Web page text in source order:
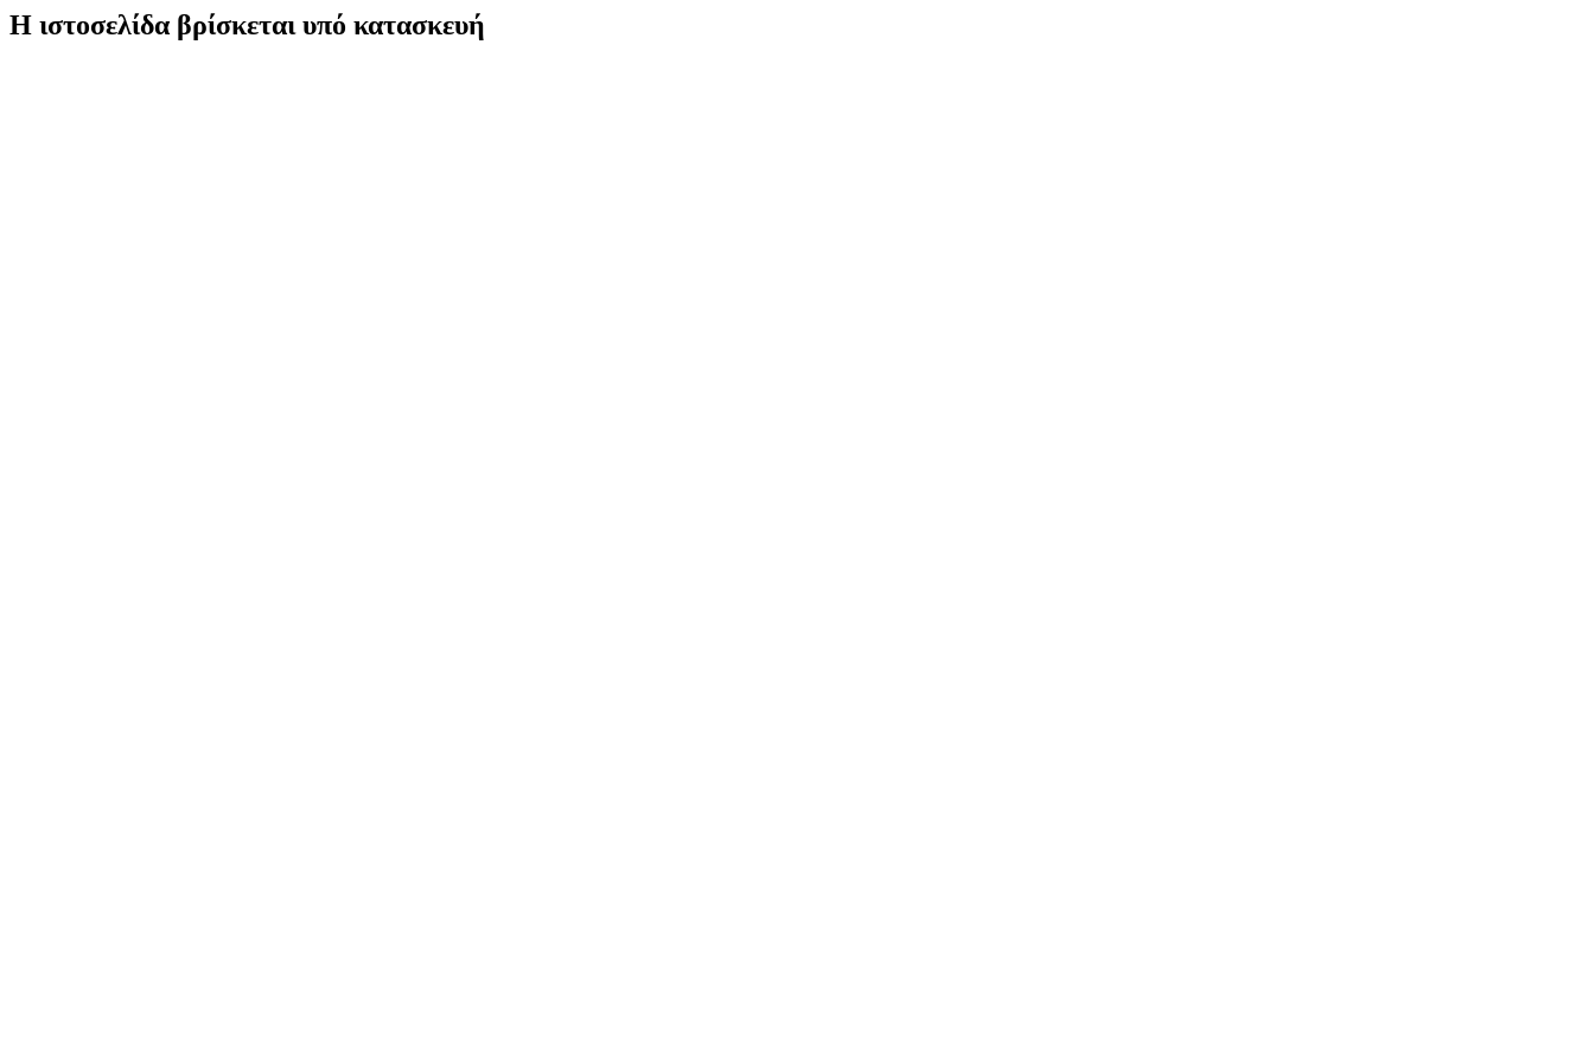
Η ιστοσελίδα βρίσκεται υπό κατασκευή